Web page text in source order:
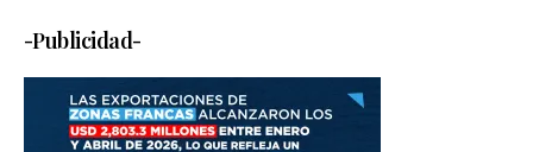
-Publicidad-